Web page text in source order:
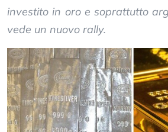
investito in oro e soprattutto
vede un nuovo rally.